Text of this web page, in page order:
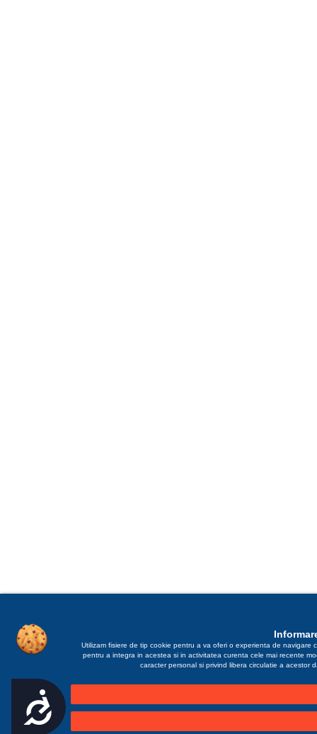
Accesibilitate
Utilizam fisiere de tip cookie pentru a va oferi o experienta de navigare
pentru a integra in acestea si in activitatea curenta cele mai recente
caracter personal si privind libera circulatie a acestor